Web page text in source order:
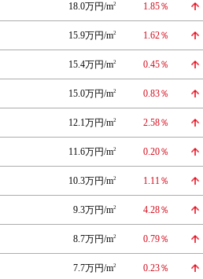
18.0万円/m2 1.85％
15.9万円/m2 1.62％
15.4万円/m2 0.45％
15.0万円/m2 0.83％
12.1万円/m2 2.58％
11.6万円/m2 0.20％
10.3万円/m2 1.11％
9.3万円/m2 4.28％
8.7万円/m2 0.79％
7.7万円/m2 0.23％